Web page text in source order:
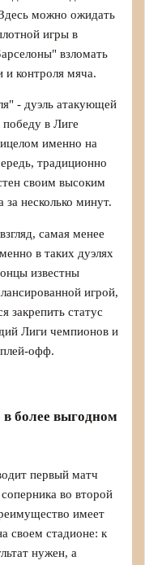
можно ожидать
игры в
взломать
и контроля мяча.
- дуэль атакующей
в Лиге
именно на
традиционно
своим высоким
несколько минут.
самая менее
в таких дуэлях
известны
игрой,
закрепить статус
Лиги чемпионов и
плей-офф.
более выгодном
первый матч
во второй
имеет
своем стадионе: к
нужен, а